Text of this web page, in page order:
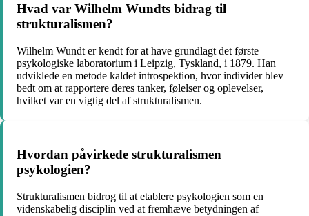
Hvad var Wilhelm Wundts bidrag til
strukturalismen?
Wilhelm Wundt er kendt for at have grundlagt det første
psykologiske laboratorium i Leipzig, Tyskland, i 1879. Han
udviklede en metode kaldet introspektion, hvor individer blev
bedt om at rapportere deres tanker, følelser og oplevelser,
hvilket var en vigtig del af strukturalismen.
Hvordan påvirkede strukturalismen
psykologien?
Strukturalismen bidrog til at etablere psykologien som en
videnskabelig disciplin ved at fremhæve betydningen af